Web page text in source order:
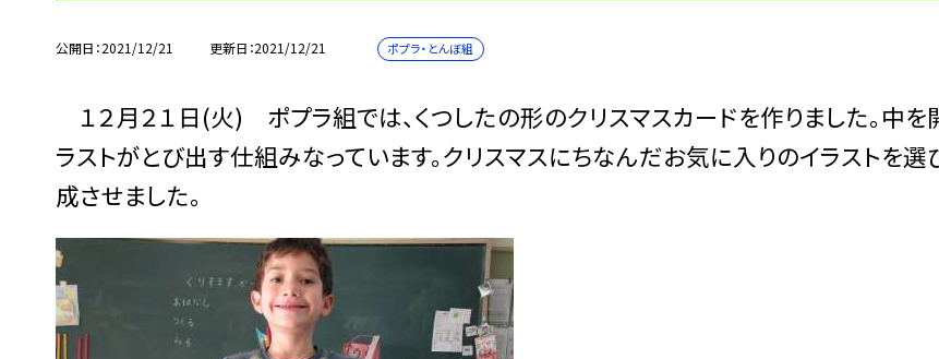
公開日 2021/12/21 更新日 2021/12/21 ポプラ・とんぼ組
１２月２１日(火) ポプラ組では、くつしたの形のクリスマスカードを作りました。中を
ラストがとび出す仕組みなっています。クリスマスにちなんだお気に入りのイラストを選
成させました。